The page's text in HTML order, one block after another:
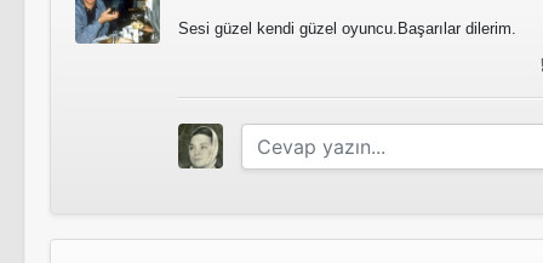
Sesi güzel kendi güzel oyuncu.Başarılar dilerim.